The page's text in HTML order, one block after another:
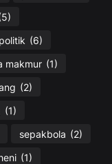
politik (6)
makmur (1)
(2)
(1)
sepakbola (2)
(1)